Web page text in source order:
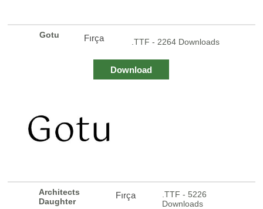
Gotu Fırça .TTF - 2264 Downloads
Download
Architects
Daughter
Fırça
.TTF - 5226
Downloads